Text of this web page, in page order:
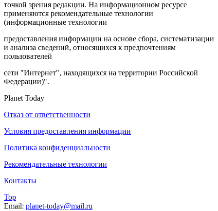
точкой зрения редакции. На информационном ресурсе
применяются рекомендательные технологии
(информационные технологии
предоставления информации на основе сбора, систематизации
и анализа сведений, относящихся к предпочтениям
пользователей
сети "Интернет", находящихся на территории Российской
Федерации)".
Planet Today
Отказ от ответственности
Условия предоставления информации
Политика конфиденциальности
Рекомендательные технологии
Контакты
Top
Email: planet-today@mail.ru